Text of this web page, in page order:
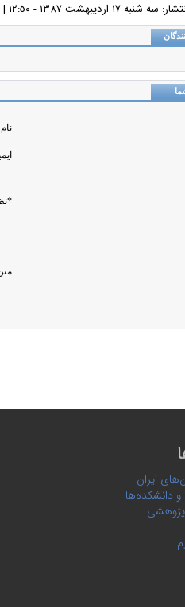
شنبه ١٧ ارديبهشت ١٣٨٧ - ١٢:٥٠ |
ایران
و دانشکده‌ها